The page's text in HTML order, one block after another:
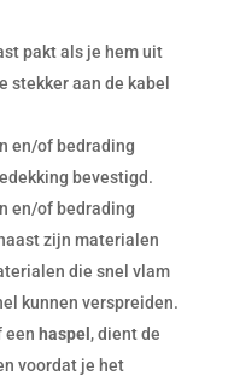
pakt als je hem uit
stekker aan de kabel
en/of bedrading
bevestigd.
en/of bedrading
zijn materialen
die snel vlam
kunnen verspreiden.
een haspel , dient de
voordat je het